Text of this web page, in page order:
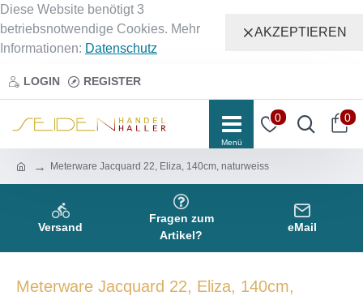
Diese Website benötigt 3
betriebsnotwendige Cookies. Mehr
Informationen: Datenschutz
AKZEPTIEREN
LOGIN REGISTER
0 0
Meterware Jacquard 22, Eliza, 140cm, naturweiss
Versand
Fragen zum
Artikel?
eMail
Meterware Jacquard 22, Eliza, 140cm,